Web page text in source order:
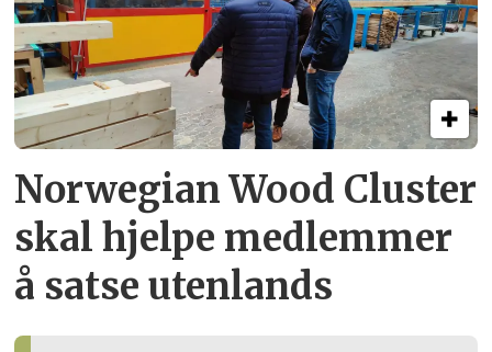
Norwegian Wood Cluster
skal hjelpe medlemmer
å satse utenlands